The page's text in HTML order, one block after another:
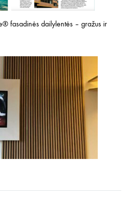
fasadinės dailylentės – gražus ir